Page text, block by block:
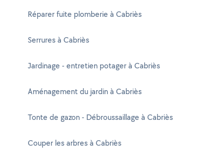
Réparer fuite plomberie à Cabriès
Serrures à Cabriès
Jardinage - entretien potager à Cabriès
Aménagement du jardin à Cabriès
Tonte de gazon - Débroussaillage à Cabriès
Couper les arbres à Cabriès